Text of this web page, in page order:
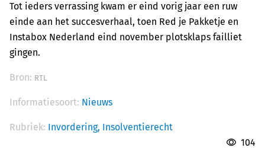
Tot ieders verrassing kwam er eind vorig jaar een ruw
einde aan het succesverhaal, toen Red je Pakketje en
Instabox Nederland eind november plotsklaps failliet
gingen.
Bron: RTL
Informatiesoort: Nieuws
Rubriek: Invordering, Insolventierecht
104